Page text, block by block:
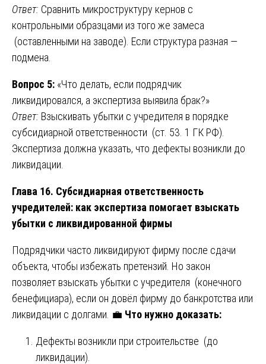
Ответ: Сравнить микроструктуру кернов с
контрольными образцами из того же замеса
(оставленными на заводе). Если структура разная —
подмена.
Вопрос 5: «Что делать, если подрядчик
ликвидировался, а экспертиза выявила брак?»
Ответ: Взыскивать убытки с учредителя в порядке
субсидиарной ответственности (ст. 53. 1 ГК РФ).
Экспертиза должна указать, что дефекты возникли до
ликвидации.
Глава 16. Субсидиарная ответственность
учредителей: как экспертиза помогает взыскать
убытки с ликвидированной фирмы
Подрядчики часто ликвидируют фирму после сдачи
объекта, чтобы избежать претензий. Но закон
позволяет взыскать убытки с учредителя (конечного
бенефициара), если он довёл фирму до банкротства или
ликвидации с долгами. 💼 Что нужно доказать:
Дефекты возникли при строительстве (до
ликвидации).